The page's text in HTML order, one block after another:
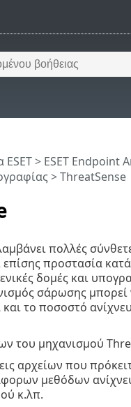
ESET> ESET Endpoint
> ThreatSense
πολλές
επίσης προστασία
δομές και
σάρωσης μπορεί
το ποσοστό
του μηχανισμού
αρχείων που
μεθόδων
κ.λπ.